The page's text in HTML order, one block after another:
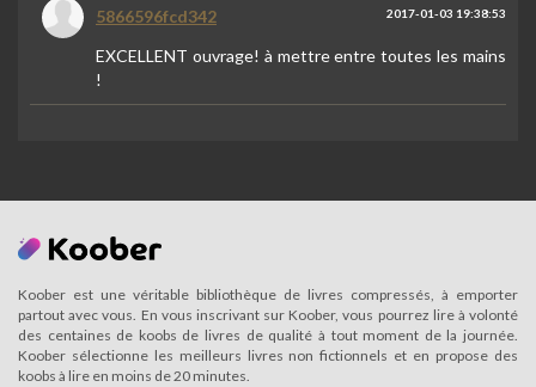
5866596fcd342 2017-01-03 19:38:53
EXCELLENT ouvrage! à mettre entre toutes les mains
!
Koober est une véritable bibliothèque de livres compressés, à emporter
partout avec vous. En vous inscrivant sur Koober, vous pourrez lire à volonté
des centaines de koobs de livres de qualité à tout moment de la journée.
Koober sélectionne les meilleurs livres non fictionnels et en propose des
koobs à lire en moins de 20 minutes.